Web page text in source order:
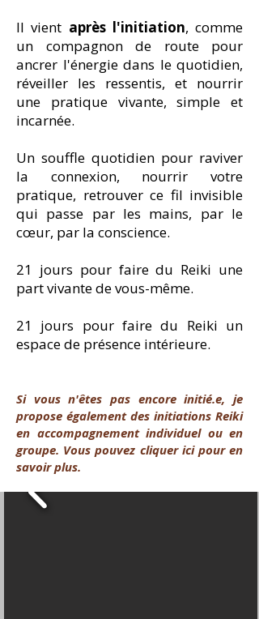
Il vient après l'initiation, comme
un compagnon de route pour
ancrer l'énergie dans le quotidien,
réveiller les ressentis, et nourrir
une pratique vivante, simple et
incarnée.
Un souffle quotidien pour raviver
la connexion, nourrir votre
pratique, retrouver ce fil invisible
qui passe par les mains, par le
cœur, par la conscience.​
21 jours pour faire du Reiki une
part vivante de vous-même.
21 jours pour faire du Reiki un
espace de présence intérieure.
​Si vous n'êtes pas encore initié.e, je
propose également des initiations Reiki
en accompagnement individuel ou en
groupe. Vous pouvez cliquer ici pour en
savoir plus.